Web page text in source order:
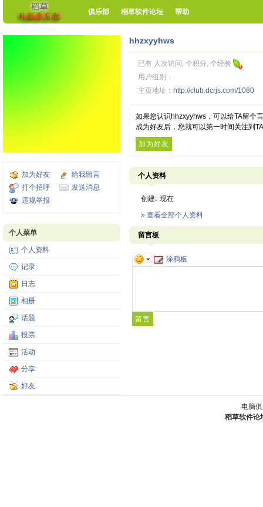
俱乐部 稻草软件论坛 帮助
加为好友
给我留言
打个招呼
发送消息
违规举报
个人菜单
个人资料
记录
日志
相册
话题
投票
活动
分享
好友
hhzxyyhws
已有 人次访问, 个积分, 个经验
用户组别：
主页地址： http://club.dcrjs.com/1080
如果您认识hhzxyyhws，可以给TA留个
成为好友后，您就可以第一时间关注到
加为好友
个人资料
创建: 现在
» 查看全部个人资料
留言板
涂鸦板
电脑
稻草软件论